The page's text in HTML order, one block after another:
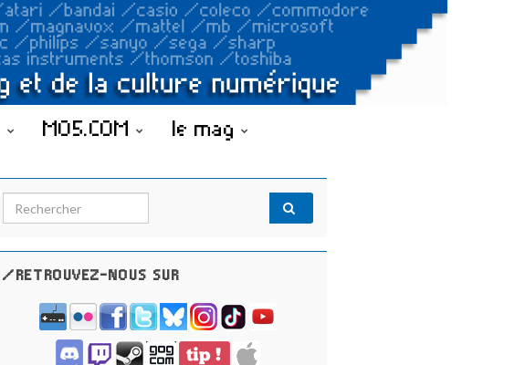
MO5.COM le mag
Search for:
/RETROUVEZ-NOUS SUR